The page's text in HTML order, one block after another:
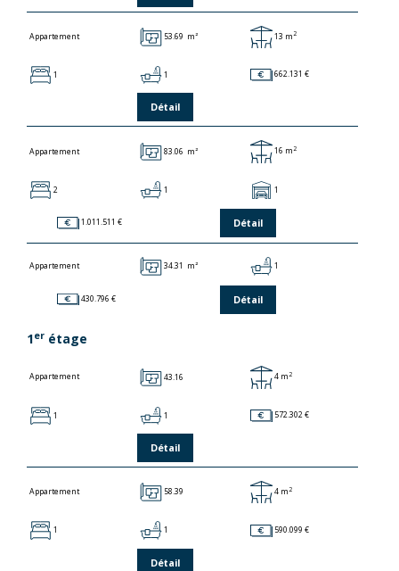
Appartement 53.69 m² 13 m2
1 1 662.131 €
Détail
Appartement 83.06 m² 16 m2
2 1 1
1.011.511 € Détail
Appartement 34.31 m² 1
430.796 € Détail
1er étage
Appartement 43.16 4 m2
1 1 572.302 €
Détail
Appartement 58.39 4 m2
1 1 590.099 €
Détail